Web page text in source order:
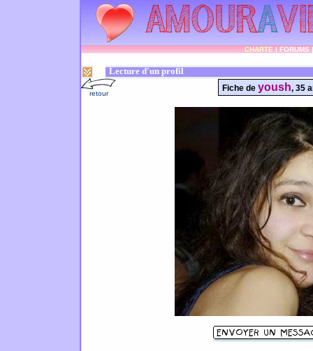
CHARTE|FORUMS
Lecture d'un profil
retour
Fiche de yoush, 35